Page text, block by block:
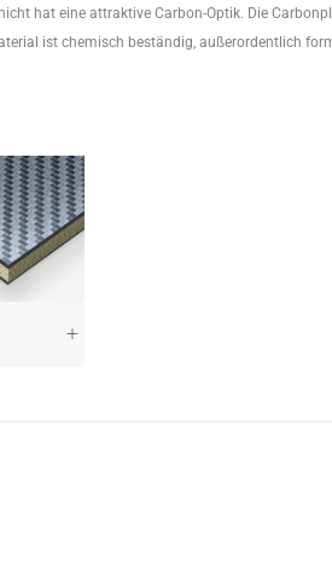
hat eine attraktive Carbon-Optik. Die
ist chemisch beständig, außerordentlich